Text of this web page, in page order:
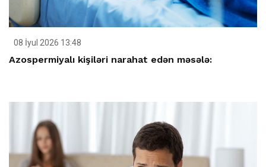
08 İyul 2026 13:48
Azospermiyalı kişiləri narahat edən məsələ: